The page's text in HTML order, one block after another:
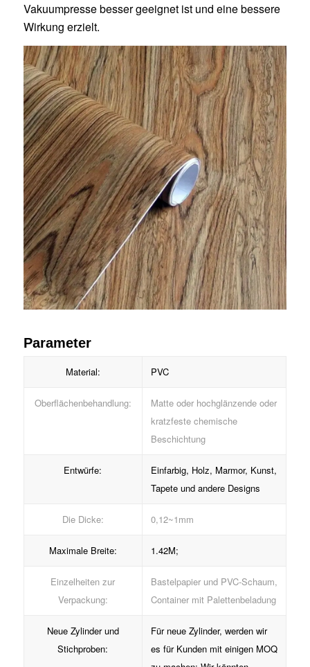
Vakuumpresse besser geeignet ist und eine bessere
Wirkung erzielt.
Parameter
Material: PVC
Oberflächenbehandlung:
Matte oder hochglänzende oder
kratzfeste chemische
Beschichtung
Entwürfe:
Einfarbig, Holz, Marmor, Kunst,
Tapete und andere Designs
Die Dicke: 0,12~1mm
Maximale Breite: 1.42M;
Einzelheiten zur
Verpackung:
Bastelpapier und PVC-Schaum,
Container mit Palettenbeladung
Neue Zylinder und
Stichproben:
Für neue Zylinder, werden wir
es für Kunden mit einigen MOQ